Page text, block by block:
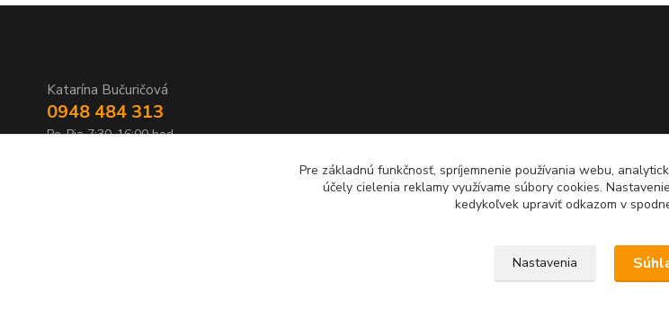
Katarína Bučuričová
0948 484 313
Po-Pia 7:30-16:00 hod
Pre základnú funkčnosť, spríjemnenie používania webu,
účely cielenia reklamy využívame súbory cookies.
kedykoľvek upraviť odkazom v
Nastavenia